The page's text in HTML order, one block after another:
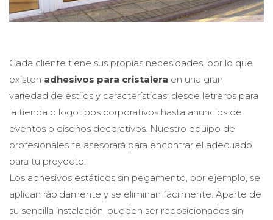
Cada cliente tiene sus propias necesidades, por lo que
existen adhesivos para cristalera en una gran
variedad de estilos y características: desde letreros para
la tienda o logotipos corporativos hasta anuncios de
eventos o diseños decorativos. Nuestro equipo de
profesionales te asesorará para encontrar el adecuado
para tu proyecto.
Los adhesivos estáticos sin pegamento, por ejemplo, se
aplican rápidamente y se eliminan fácilmente. Aparte de
su sencilla instalación, pueden ser reposicionados sin